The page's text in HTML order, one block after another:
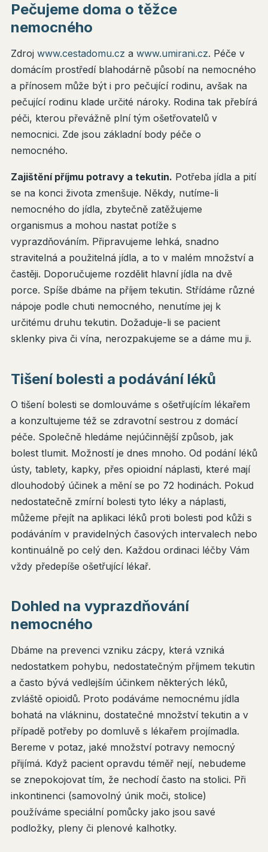
Pečujeme doma o těžce
nemocného
Zdroj www.cestadomu.cz a www.umirani.cz. Péče v
domácím prostředí blahodárně působí na nemocného
a přínosem může být i pro pečující rodinu, avšak na
pečující rodinu klade určité nároky. Rodina tak přebírá
péči, kterou převážně plní tým ošetřovatelů v
nemocnici. Zde jsou základní body péče o
nemocného.
Zajištění příjmu potravy a tekutin. Potřeba jídla a pití
se na konci života zmenšuje. Někdy, nutíme-li
nemocného do jídla, zbytečně zatěžujeme
organismus a mohou nastat potíže s
vyprazdňováním. Připravujeme lehká, snadno
stravitelná a použitelná jídla, a to v malém množství a
častěji. Doporučujeme rozdělit hlavní jídla na dvě
porce. Spíše dbáme na příjem tekutin. Střídáme různé
nápoje podle chuti nemocného, nenutíme jej k
určitému druhu tekutin. Dožaduje-li se pacient
sklenky piva či vína, nerozpakujeme se a dáme mu ji.
Tišení bolesti a podávání léků
O tišení bolesti se domlouváme s ošetřujícím lékařem
a konzultujeme též se zdravotní sestrou z domácí
péče. Společně hledáme nejúčinnější způsob, jak
bolest tlumit. Možností je dnes mnoho. Od podání léků
ústy, tablety, kapky, přes opioidní náplasti, které mají
dlouhodobý účinek a mění se po 72 hodinách. Pokud
nedostatečně zmírní bolesti tyto léky a náplasti,
můžeme přejít na aplikaci léků proti bolesti pod kůži s
podáváním v pravidelných časových intervalech nebo
kontinuálně po celý den. Každou ordinaci léčby Vám
vždy předepíše ošetřující lékař.
Dohled na vyprazdňování
nemocného
Dbáme na prevenci vzniku zácpy, která vzniká
nedostatkem pohybu, nedostatečným příjmem tekutin
a často bývá vedlejším účinkem některých léků,
zvláště opioidů. Proto podáváme nemocnému jídla
bohatá na vlákninu, dostatečné množství tekutin a v
případě potřeby po domluvě s lékařem projímadla.
Bereme v potaz, jaké množství potravy nemocný
přijímá. Když pacient opravdu téměř nejí, nebudeme
se znepokojovat tím, že nechodí často na stolici. Při
inkontinenci (samovolný únik moči, stolice)
používáme speciální pomůcky jako jsou savé
podložky, pleny či plenové kalhotky.